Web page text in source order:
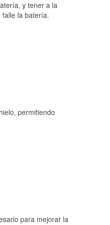
y tener a la
la batería.
permitiendo
para mejorar la